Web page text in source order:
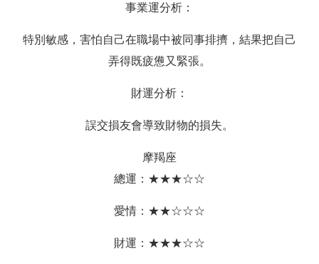
事業運分析：
特別敏感，害怕自己在職場中被同事排擠，結果把自己
弄得既疲憊又緊張。
財運分析：
誤交損友會導致財物的損失。
摩羯座
總運：★★★☆☆
愛情：★★☆☆☆
財運：★★★☆☆